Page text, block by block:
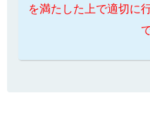
を満たした上で適切に